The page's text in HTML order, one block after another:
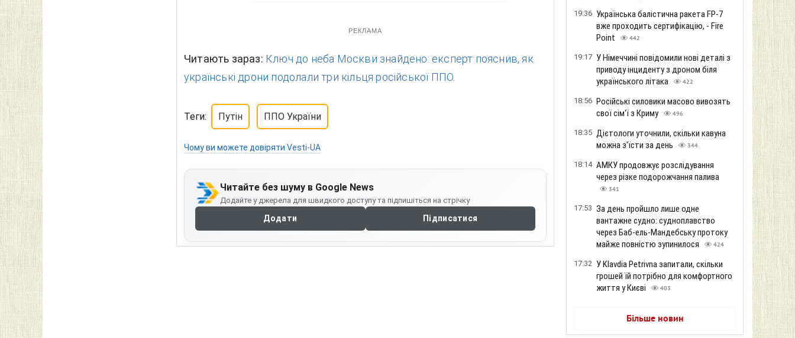
РЕКЛАМА
Читають зараз: Ключ до неба Москви знайдено: експерт пояснив, як
українські дрони подолали три кільця російської ППО.
Теги: Путін ППО України
Чому ви можете довіряти Vesti-UA
Читайте без шуму в Google News
Додайте у джерела для швидкого доступу та підпишіться на стрічку
Додати Підписатися
19:36 Українська балістична ракета FP-7
вже проходить сертифікацію, - Fire
Point
442
19:17 У Німеччині повідомили нові деталі з
приводу інциденту з дроном біля
українського літака
422
18:56 Російські силовики масово вивозять
свої сім'ї з Криму
496
18:35 Дієтологи уточнили, скільки кавуна
можна з'їсти за день
344
18:14 АМКУ продовжує розслідування
через різке подорожчання палива
341
17:53 За день пройшло лише одне
вантажне судно: судноплавство
через Баб-ель-Мандебську протоку
майже повністю зупинилося
424
17:32 У Klavdia Petrivna запитали, скільки
грошей їй потрібно для комфортного
життя у Києві
403
Більше новин